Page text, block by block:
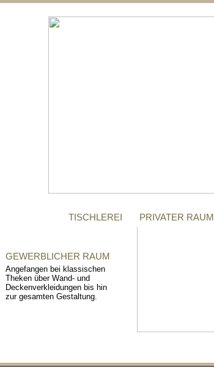
TISCHLEREI PRIVATER RAUM
GEWERBLICHER RAUM
Angefangen bei klassischen
Theken über Wand- und
Deckenverkleidungen bis hin
zur gesamten Gestaltung.